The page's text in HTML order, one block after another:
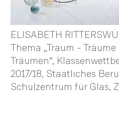
ELISABETH
Thema „Traum - Träume
Träumen“,
2017/18, Staatliches
Schulzentrum für Glas,